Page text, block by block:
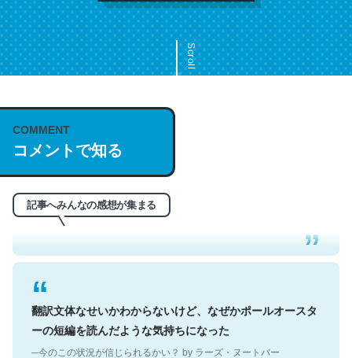
Scroll
COMMENT
コメントで知る
記事へみんなの感想が集まる
これは名文。彼はとてもクレバーなんだろうなと凄く思
う。英語少しでも読める人は原文もお勧め。自分はこの流
れ好き。Let’s Fucking Go. Then Covid hit. Shit.
─今のこの状況が信じられるかい？ by ラーズ・ヌートバー
翻訳文体なせいかわからないけど、なぜかポールオースタ
ーの短編を読んだような気持ちになった
─今のこの状況が信じられるかい？ by ラーズ・ヌートバー